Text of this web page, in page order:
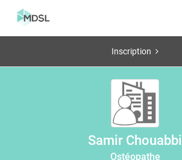
Inscription
Samir Chouabbi
Ostéopathe